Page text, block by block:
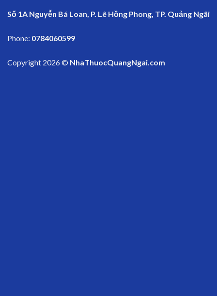
Số 1A Nguyễn Bá Loan, P. Lê Hồng Phong, TP. Quảng Ngãi
Phone: 0784060599
Copyright 2026 © NhaThuocQuangNgai.com